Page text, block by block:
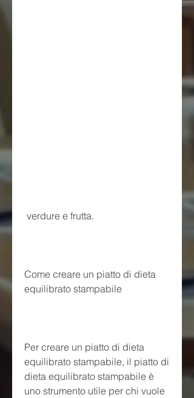
verdure e frutta.
Come creare un piatto di dieta
equilibrato stampabile
Per creare un piatto di dieta
equilibrato stampabile, il piatto di
dieta equilibrato stampabile è
uno strumento utile per chi vuole